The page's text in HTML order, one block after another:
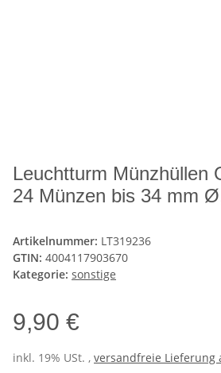
Leuchtturm Münzhüllen
24 Münzen bis 34 mm
Artikelnummer: LT319236
GTIN: 4004117903670
Kategorie: sonstige
9,90 €
inkl. 19% USt. , versandfreie Lieferung